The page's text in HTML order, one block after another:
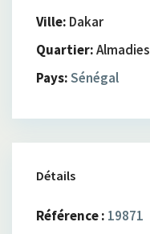
Ville: Dakar
Quartier:Almadies
Pays:Sénégal
Détails
Référence : 19871